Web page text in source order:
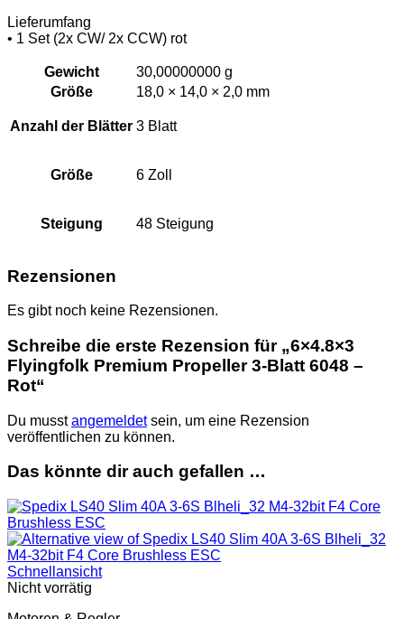
Lieferumfang
• 1 Set (2x CW/ 2x CCW) rot
Gewicht
30,00000000 g
Größe
18,0 × 14,0 × 2,0 mm
Anzahl der Blätter 3 Blatt
Größe 6 Zoll
Steigung 48 Steigung
Rezensionen
Es gibt noch keine Rezensionen.
Schreibe die erste Rezension für „6×4.8×3
Flyingfolk Premium Propeller 3-Blatt 6048 –
Rot“
Du musstangemeldetsein, um eine Rezension
veröffentlichen zu können.
Das könnte dir auch gefallen …
Schnellansicht
Nicht vorrätig